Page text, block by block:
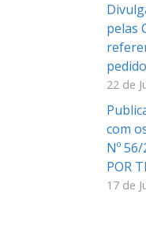
pelas
22 de
com
Nº
POR
17 de